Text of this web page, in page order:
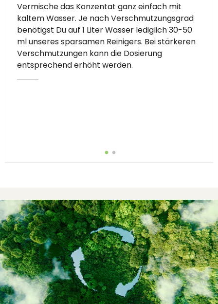
Vermische das Konzentat ganz einfach mit
kaltem Wasser. Je nach Verschmutzungsgrad
benötigst Du auf 1 Liter Wasser lediglich 30-50
ml unseres sparsamen Reinigers. Bei stärkeren
Verschmutzungen kann die Dosierung
entsprechend erhöht werden.